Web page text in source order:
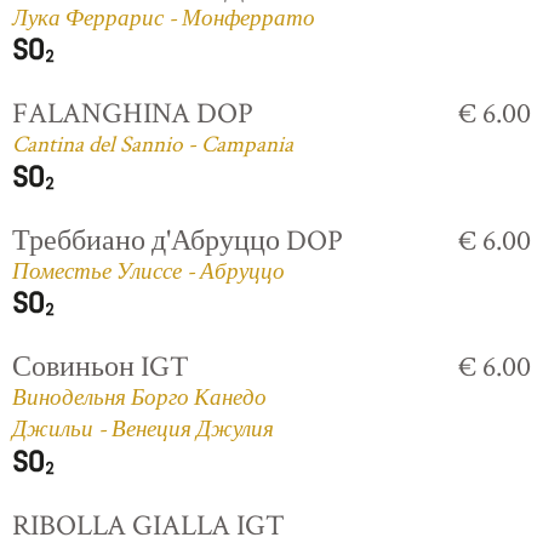
Лука Феррарис - Монферрато
FALANGHINA DOP
Cantina del Sannio - Campania
€ 6.00
Треббиано д'Абруццо DOP
Поместье Улиссе - Абруццо
€ 6.00
Совиньон IGT
Винодельня Борго Канедо
Джильи - Венеция Джулия
€ 6.00
RIBOLLA GIALLA IGT